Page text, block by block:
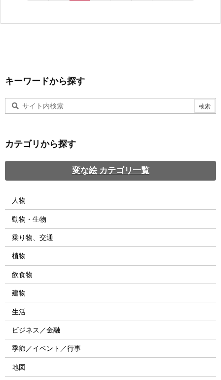
キーワードから探す
カテゴリから探す
変な絵 カテゴリ一覧
人物
動物・生物
乗り物、交通
植物
飲食物
建物
生活
ビジネス／金融
季節／イベント／行事
地図